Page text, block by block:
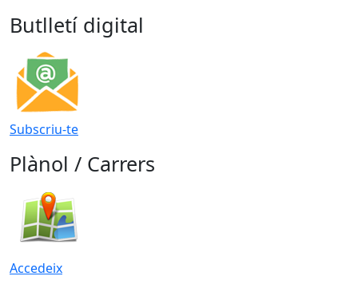
Butlletí digital
Subscriu-te
Plànol / Carrers
Accedeix